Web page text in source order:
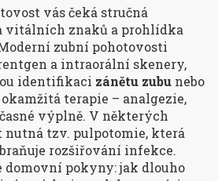
vás čeká stručná
vitálních znaků a prohlídka
zubní pohotovosti
a intraorální skenery,
identifikaci zánětu zubu nebo
terapie – analgezie,
výplně. V některých
nutná tzv. pulpotomie, která
rozšiřování infekce.
domovní pokyny: jak dlouho